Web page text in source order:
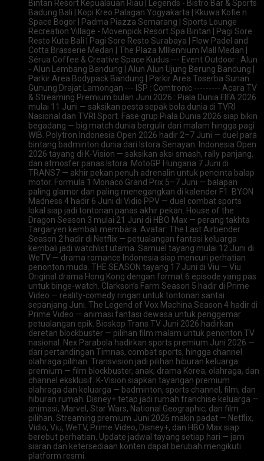
Bintan Resort Kepualauan Riau | Legends - Bistro Bar & Sports
Badung Bali | Kopi Kreo Palagan Yogyakarta | Kkuwa Kofie n
Space Bogor | Padma Piazza Semarang | Sports Lounge
Recreation Village - Movenpick Resort Spa Bintan | Pagi Sore
Resto Kuta Bali | Pagi Sore Resto Surabaya | Flow Padel and
Cotta Brasserie Medan | The Plaza Mlllennium Mall Medan |
Sérua Coffee & Creative Space Kudus --- Event Outdoor : Alun
- Alun Lembang Bandung | Alun Alun Ujung Berung Bandung |
Parkir Area Bodypack Bandung | Parkir Area Toserba Sunan
Gunung Drajat Lamongan --- ISP : Comtronic --------- Acara TV
& Streaming Premium bulan Juni 2026 : Piala Dunia FIFA 2026
mulai 11 Juni — saksikan pesta sepak bola dunia di TVRI
Nasional dan TVRI Sport. Fase grup Piala Dunia 2026 siap bikin
begadang — big match dunia bergulir dari malam hingga pagi
WIB. Polytron Indonesia Open 2026 hadir 2–7 Juni — duel para
bintang badminton dunia dari Istora Senayan. Indonesia Open
2026 tayang di K-Vision — saksikan aksi smash, rally panjang,
dan atmosfer panas Istora. MotoGP Hungaria 7 Juni di
TRANS7 — akhir pekan penuh adrenalin untuk pencinta balap
motor. Formula 1 Monaco Grand Prix 5–7 Juni — balapan
paling glamor dan paling menegangkan di kalender F1. BYON
Madness 4 hadir 6 Juni di Vidio PPV — duel combat sports
lokal siap jadi tontonan panas akhir pekan. House of the
Dragon Season 3 mulai 21 Juni di HBO Max — perang takhta
Targaryen kembali membara. Avatar: The Last Airbender
Season 2 hadir di Netflix — petualangan fantasi keluarga
kembali jadi watchlist utama. Samuel tayang mulai 12 Juni di
WeTV — drama romance Indonesia siap mencuri perhatian
penonton muda. THE SEASON tayang 17 Juni di Viu — Viu
Original drama Hong Kong dengan format 6 episode yang pas
untuk binge-watch. Clarkson’s Farm Season 5 hadir di Prime
Video — reality-comedy ringan untuk tontonan santai
sepanjang Juni. The Legend of Vox Machina Season 4 hadir di
Prime Video — animasi fantasi dewasa untuk penggemar
petualangan epik. Bioskop Trans TV Juni 2026 hadirkan
deretan blockbuster — pilihan film malam untuk penonton TV
nasional. Nex Parabola hadirkan sports premium Juni 2026 —
dari pertandingan Timnas, combat sports, hingga channel
olahraga pilihan. Transvision jadi pilihan hiburan keluarga
premium — film blockbuster, anak, drama Korea, olahraga, dan
channel eksklusif. K-Vision siapkan tayangan premium
olahraga dan keluarga — badminton, sports channel, film, dan
hiburan rumah. Disney+ tetap jadi rumah franchise keluarga —
animasi, Marvel, Star Wars, National Geographic, dan film
pilihan. Streaming premium Juni 2026 makin padat — Netflix,
Vidio, Viu, WeTV, Prime Video, Disney+, dan HBO Max siap
berebut perhatian. Update jadwal tayang setiap hari — jam
siaran dan ketersediaan konten dapat berubah mengikuti
platform resmi.